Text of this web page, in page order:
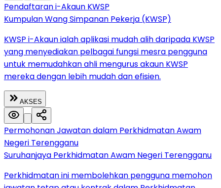
Pendaftaran i-Akaun KWSP
Kumpulan Wang Simpanan Pekerja (KWSP)
KWSP i-Akaun ialah aplikasi mudah alih daripada KWSP
yang menyediakan pelbagai fungsi mesra pengguna
untuk memudahkan ahli mengurus akaun KWSP
mereka dengan lebih mudah dan efisien.
AKSES
Permohonan Jawatan dalam Perkhidmatan Awam
Negeri Terengganu
Suruhanjaya Perkhidmatan Awam Negeri Terengganu
Perkhidmatan ini membolehkan pengguna memohon